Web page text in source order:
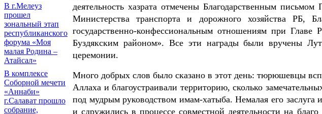
В г.Мелеуз
прошел
зональный этап
республиканского
форума «Моя
малая Родина –
Атайсал»
В комплексе
Соборной мечети
«Аннаби»
г.Салават прошло
собрание,
деятельность хазрата отмечены Благодарственным
Министерства транспорта и дорожного хозяйства РБ,
государственно-конфессиональным отношениям при Главе
Буздякским районом». Все эти награды были вручены
церемонии.
Много добрых слов было сказано в этот день: тюрюшевцы
Аллаха и благоустраивали территорию, сколько
под мудрым руководством имам-хатыба. Немалая его
и сдружились в процессе совместной деятельности на